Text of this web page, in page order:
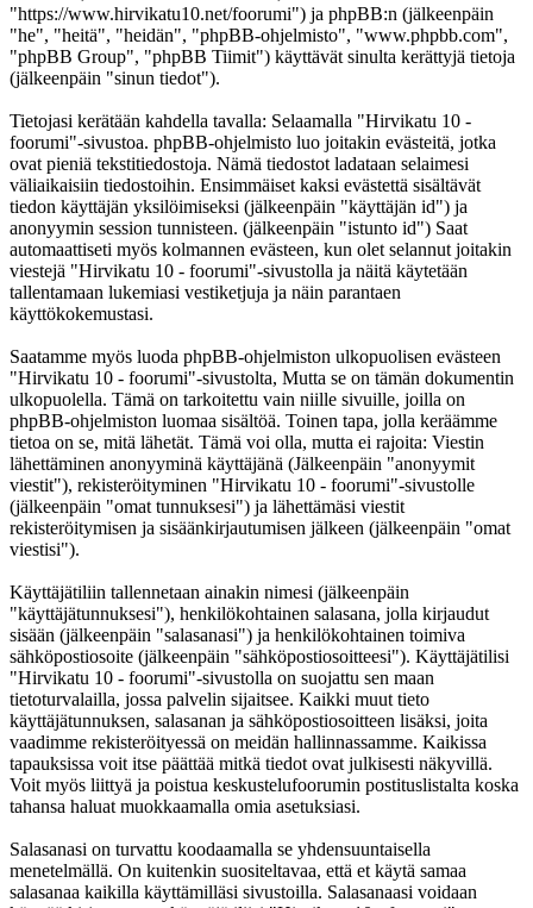
"https://www.hirvikatu10.net/foorumi") ja phpBB:n (jälkeenpäin
"he", "heitä", "heidän", "phpBB-ohjelmisto", "www.phpbb.com",
"phpBB Group", "phpBB Tiimit") käyttävät sinulta kerättyjä tietoja
(jälkeenpäin "sinun tiedot").
Tietojasi kerätään kahdella tavalla: Selaamalla "Hirvikatu 10 -
foorumi"-sivustoa. phpBB-ohjelmisto luo joitakin evästeitä, jotka
ovat pieniä tekstitiedostoja. Nämä tiedostot ladataan selaimesi
väliaikaisiin tiedostoihin. Ensimmäiset kaksi evästettä sisältävät
tiedon käyttäjän yksilöimiseksi (jälkeenpäin "käyttäjän id") ja
anonyymin session tunnisteen. (jälkeenpäin "istunto id") Saat
automaattiseti myös kolmannen evästeen, kun olet selannut joitakin
viestejä "Hirvikatu 10 - foorumi"-sivustolla ja näitä käytetään
tallentamaan lukemiasi vestiketjuja ja näin parantaen
käyttökokemustasi.
Saatamme myös luoda phpBB-ohjelmiston ulkopuolisen evästeen
"Hirvikatu 10 - foorumi"-sivustolta, Mutta se on tämän dokumentin
ulkopuolella. Tämä on tarkoitettu vain niille sivuille, joilla on
phpBB-ohjelmiston luomaa sisältöä. Toinen tapa, jolla keräämme
tietoa on se, mitä lähetät. Tämä voi olla, mutta ei rajoita: Viestin
lähettäminen anonyyminä käyttäjänä (Jälkeenpäin "anonyymit
viestit"), rekisteröityminen "Hirvikatu 10 - foorumi"-sivustolle
(jälkeenpäin "omat tunnuksesi") ja lähettämäsi viestit
rekisteröitymisen ja sisäänkirjautumisen jälkeen (jälkeenpäin "omat
viestisi").
Käyttäjätiliin tallennetaan ainakin nimesi (jälkeenpäin
"käyttäjätunnuksesi"), henkilökohtainen salasana, jolla kirjaudut
sisään (jälkeenpäin "salasanasi") ja henkilökohtainen toimiva
sähköpostiosoite (jälkeenpäin "sähköpostiosoitteesi"). Käyttäjätilisi
"Hirvikatu 10 - foorumi"-sivustolla on suojattu sen maan
tietoturvalailla, jossa palvelin sijaitsee. Kaikki muut tieto
käyttäjätunnuksen, salasanan ja sähköpostiosoitteen lisäksi, joita
vaadimme rekisteröityessä on meidän hallinnassamme. Kaikissa
tapauksissa voit itse päättää mitkä tiedot ovat julkisesti näkyvillä.
Voit myös liittyä ja poistua keskustelufoorumin postituslistalta koska
tahansa haluat muokkaamalla omia asetuksiasi.
Salasanasi on turvattu koodaamalla se yhdensuuntaisella
menetelmällä. On kuitenkin suositeltavaa, että et käytä samaa
salasanaa kaikilla käyttämilläsi sivustoilla. Salasanaasi voidaan